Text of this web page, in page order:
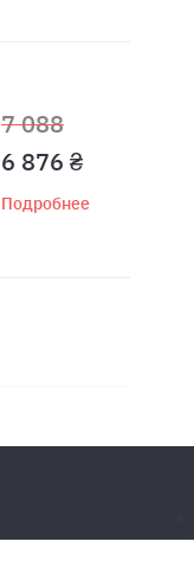
7 088
6 876 ₴
Подробнее